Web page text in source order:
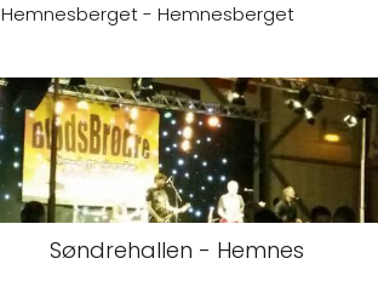
Hemnesberget - Hemnesberget
Søndrehallen - Hemnes